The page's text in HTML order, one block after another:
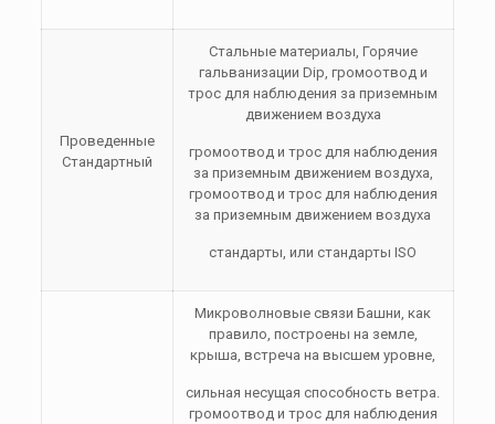
Проведенные
Стандартный
Стальные материалы, Горячие
гальванизации Dip, громоотвод и
трос для наблюдения за приземным
движением воздуха
громоотвод и трос для наблюдения
за приземным движением воздуха,
громоотвод и трос для наблюдения
за приземным движением воздуха
стандарты, или стандарты ISO
Микроволновые связи Башни, как
правило, построены на земле,
крыша, встреча на высшем уровне,
сильная несущая способность ветра.
громоотвод и трос для наблюдения